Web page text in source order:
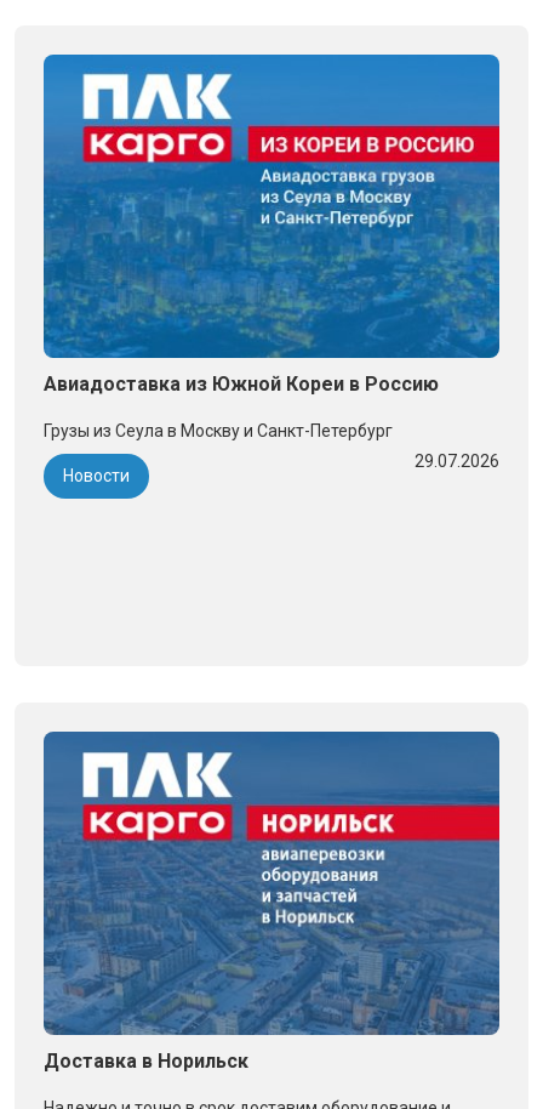
Авиадоставка из Южной Кореи в Россию
Грузы из Сеула в Москву и Санкт-Петербург
Новости
29.07.2026
Доставка в Норильск